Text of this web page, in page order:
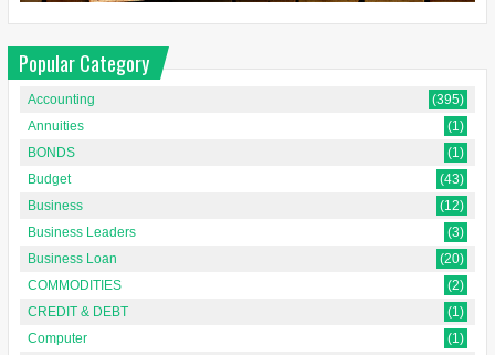
Popular Category
Accounting
(395)
Annuities
(1)
BONDS
(1)
Budget
(43)
Business
(12)
Business Leaders
(3)
Business Loan
(20)
COMMODITIES
(2)
CREDIT & DEBT
(1)
Computer
(1)